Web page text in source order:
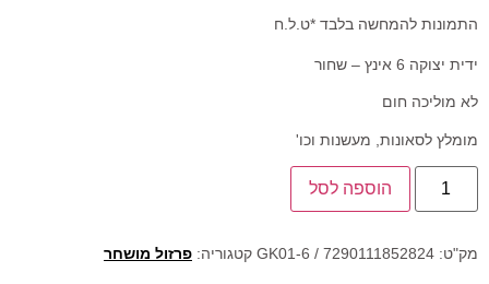
התמונות להמחשה בלבד *ט.ל.ח
ידית יצוקה 6 אינץ – שחור
לא מוליכה חום
מומלץ לסאונות, מעשנות וכו'
הוספה לסל
מק"ט:GK01-6 / 7290111852824 קטגוריה: פרזול מושחר